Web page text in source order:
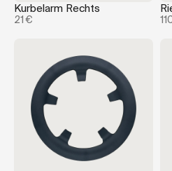
Kurbelarm Rechts
21 €